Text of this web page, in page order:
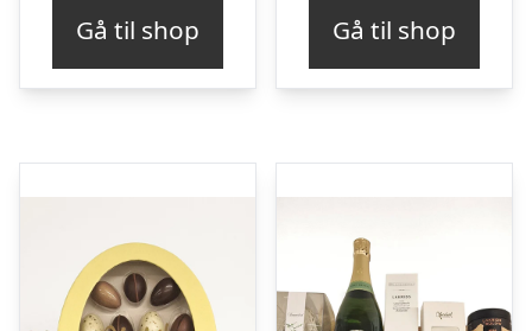
Gå til shop Gå til shop